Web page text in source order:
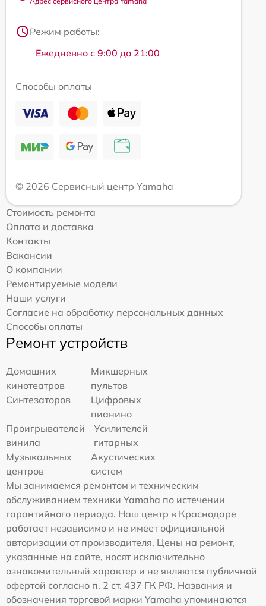
Режим работы:
Ежедневно с 9:00 до 21:00
Способы оплаты
© 2026 Сервисный центр Yamaha
Стоимость ремонта
Оплата и доставка
Контакты
Вакансии
О компании
Ремонтируемые модели
Наши услуги
Согласие на обработку персональных данных
Способы оплаты
Ремонт устройств
Домашних
кинотеатров
Микшерных
пультов
Синтезаторов
Цифровых
пианино
Проигрывателей
винила
Усилителей
гитарных
Музыкальных
центров
Акустических
систем
Мы занимаемся ремонтом и техническим
обслуживанием техники Yamaha по истечении
гарантийного периода. Наш центр в Краснодаре
работает независимо и не имеет официальной
авторизации от производителя. Цены на ремонт,
указанные на сайте, носят исключительно
ознакомительный характер и не являются публичной
офертой согласно п. 2 ст. 437 ГК РФ. Названия и
обозначения торговой марки Yamaha упоминаются